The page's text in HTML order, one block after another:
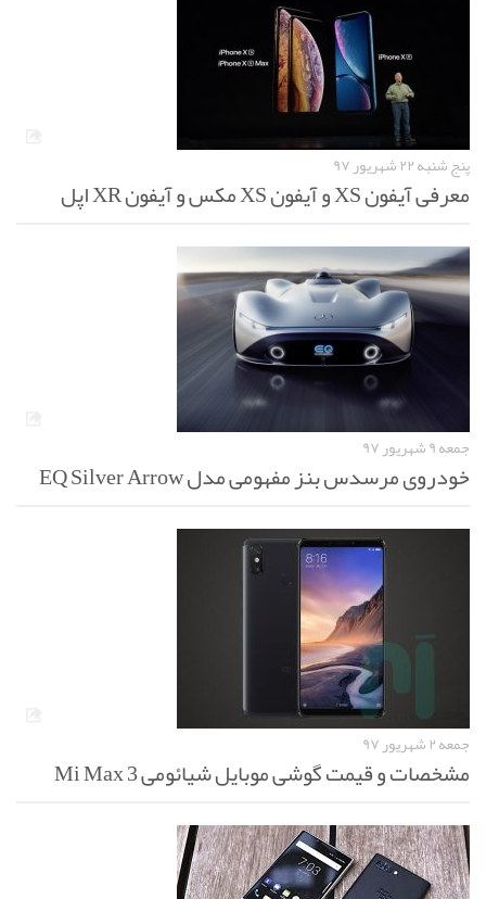
پنج شنبه ۲۲ شهریور ۹۷
معرفی آیفون XS و آیفون XS مکس و آیفون XR اپل
جمعه ۹ شهریور ۹۷
خودروی مرسدس بنز مفهومی مدل EQ Silver Arrow
جمعه ۲ شهریور ۹۷
مشخصات و قیمت گوشی موبایل شیائومی Mi Max 3